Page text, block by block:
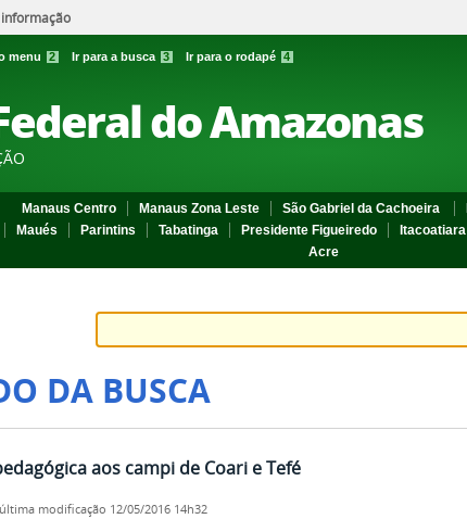
menu 2 Ir para a busca 3 Ir para o rodapé 4
do Amazonas
Manaus Centro Manaus Zona Leste São Gabriel da Cachoeira
Maués Parintins Tabatinga Presidente Figueiredo Itacoatiara
Acre
DA BUSCA
aos campi de Coari e Tefé
última modificação 12/05/2016 14h32